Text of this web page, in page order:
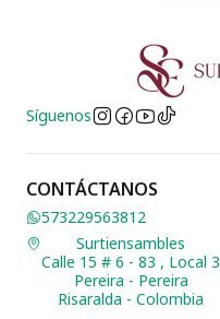
Síguenos
CONTÁCTANOS
573229563812
Surtiensambles
Calle 15 # 6 - 83 , Local 3
Pereira - Pereira
Risaralda - Colombia